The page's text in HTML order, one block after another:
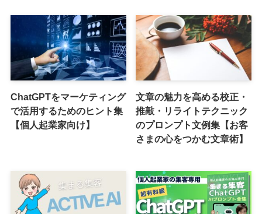
ChatGPTをマーケティング
で活用するためのヒント集
【個人起業家向け】
文章の魅力を高める校正・
推敲・リライトテクニック
のプロンプト文例集【お客
さまの心をつかむ文章術】